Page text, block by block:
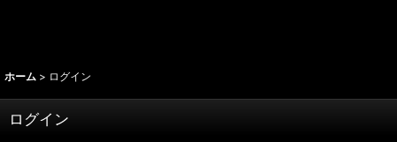
ホーム > ログイン
ログイン